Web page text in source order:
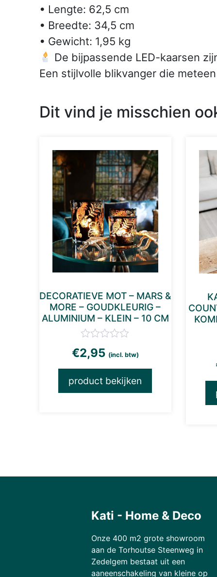
• Lengte: 62,5 cm
• Breedte: 34,5 cm
• Gewicht: 1,95 kg
De bijpassende LED-kaarsen
Een stijlvolle blikvanger die
Dit vind je misschien
DECORATIEVE MOT – MARS &
MORE – GOUDKLEURIG –
ALUMINIUM – KLEIN – 10 CM
€2,95 (incl. btw)
product bekijken
Kati - Home & Deco
Onze 400 m2 grote showroom
aan de Torhoutse Steenweg in
Zedelgem bestaat uit een
aaneenschakeling van kleine op